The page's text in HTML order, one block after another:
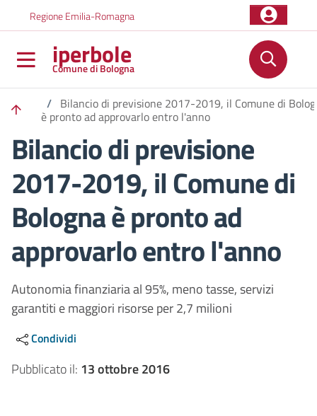
Regione Emilia-Romagna
iperbole
Comune di Bologna
/ Bilancio di previsione 2017-2019, il Comune di
è pronto ad approvarlo entro l'anno
Bilancio di previsione
2017-2019, il Comune di
Bologna è pronto ad
approvarlo entro l'anno
Autonomia finanziaria al 95%, meno tasse, servizi
garantiti e maggiori risorse per 2,7 milioni
Condividi
Pubblicato il: 13 ottobre 2016